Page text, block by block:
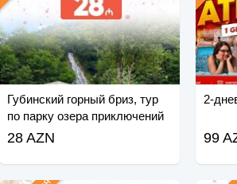
Губинский горный бриз, тур
по парку озера приключений
28 AZN
2-
99